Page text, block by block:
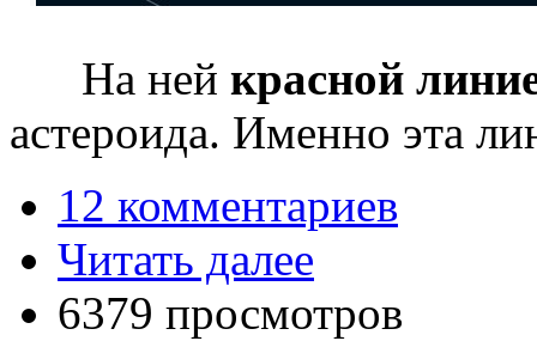
На ней красной
астероида. Именно эта
12 комментариев
Читать далее
6379 просмотров